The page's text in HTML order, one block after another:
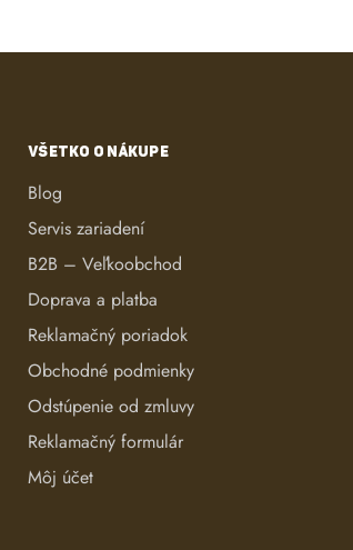
VŠETKO O NÁKUPE
Blog
Servis zariadení
B2B – Veľkoobchod
Doprava a platba
Reklamačný poriadok
Obchodné podmienky
Odstúpenie od zmluvy
Reklamačný formulár
Môj účet